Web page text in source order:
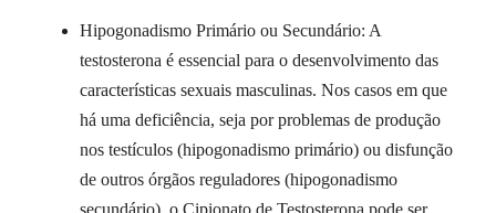
Hipogonadismo Primário ou Secundário: A
testosterona é essencial para o desenvolvimento das
características sexuais masculinas. Nos casos em que
há uma deficiência, seja por problemas de produção
nos testículos (hipogonadismo primário) ou disfunção
de outros órgãos reguladores (hipogonadismo